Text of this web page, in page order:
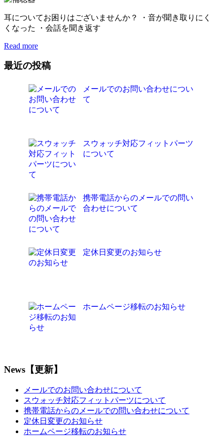
耳についてお困りはございませんか？ ・音が聞き取りにく
くなった ・会話を聞き返す
Read more
最近の投稿
メールでのお問い合わせについ
て
スウォッチ対応フィットパーツ
について
携帯電話からのメールでの問い
合わせについて
定休日変更のお知らせ
ホームページ移転のお知らせ
News【更新】
メールでのお問い合わせについて
スウォッチ対応フィットパーツについて
携帯電話からのメールでの問い合わせについて
定休日変更のお知らせ
ホームページ移転のお知らせ